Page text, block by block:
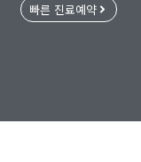
빠른 진료예약